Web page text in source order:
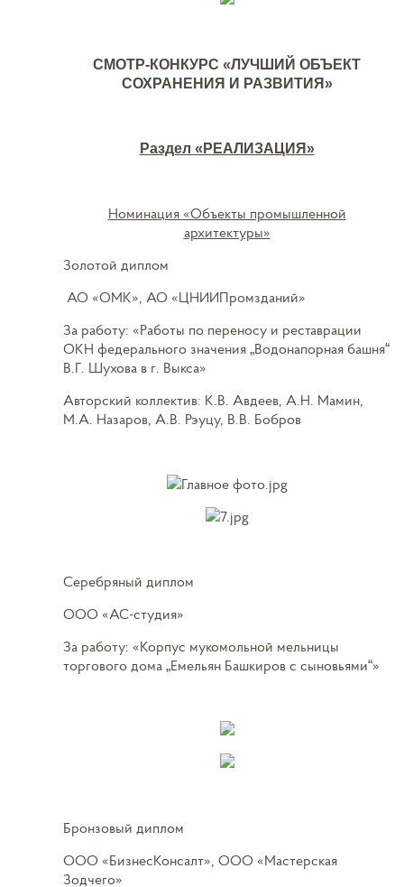
СМОТР-КОНКУРС «ЛУЧШИЙ ОБЪЕКТ
СОХРАНЕНИЯ И РАЗВИТИЯ»
Раздел «РЕАЛИЗАЦИЯ»
Номинация «Объекты промышленной
архитектуры»
Золотой диплом
АО «ОМК», АО «ЦНИИПромзданий»
За работу: «Работы по переносу и реставрации
ОКН федерального значения „Водонапорная башня“
В.Г. Шухова в г. Выкса»
Авторский коллектив: К.В. Авдеев, А.Н. Мамин,
М.А. Назаров, А.В. Рэуцу, В.В. Бобров
Серебряный диплом
ООО «АС-студия»
За работу: «Корпус мукомольной мельницы
торгового дома „Емельян Башкиров с сыновьями“»
Бронзовый диплом
ООО «БизнесКонсалт», ООО «Мастерская
Зодчего»